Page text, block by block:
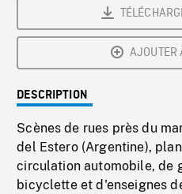
AJOUTER
DESCRIPTION
Scènes de rues près du
del Estero (Argentine),
circulation automobile, de
bicyclette et d'enseignes